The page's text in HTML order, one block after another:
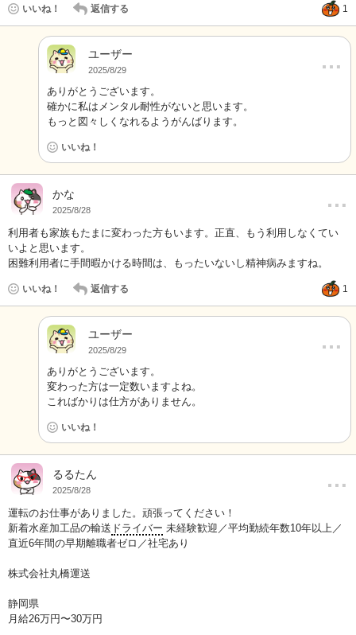
いいね！ 返信する 1
ユーザー
2025/8/29 …
ありがとうございます。
確かに私はメンタル耐性がないと思います。
もっと図々しくなれるようがんばります。
いいね！
かな
2025/8/28 …
利用者も家族もたまに変わった方もいます。正直、もう利用しなくてい
いよと思います。
困難利用者に手間暇かける時間は、もったいないし精神病みますね。
いいね！ 返信する 1
ユーザー
2025/8/29 …
ありがとうございます。
変わった方は一定数いますよね。
こればかりは仕方がありません。
いいね！
るるたん
2025/8/28 …
運転のお仕事がありました。頑張ってください！
新着水産加工品の輸送 ドライバー 未経験歓迎／平均勤続年数10年以上／
直近6年間の早期離職者ゼロ／社宅あり
株式会社丸橋運送
静岡県
月給26万円〜30万円